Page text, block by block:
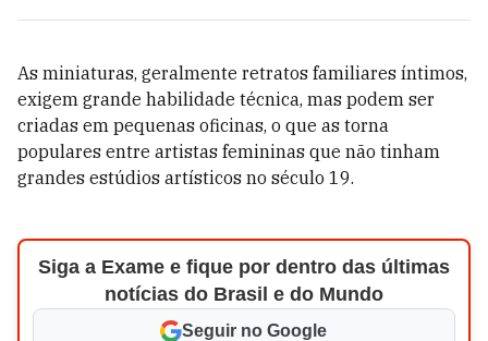
As miniaturas, geralmente retratos familiares íntimos,
exigem grande habilidade técnica, mas podem ser
criadas em pequenas oficinas, o que as torna
populares entre artistas femininas que não tinham
grandes estúdios artísticos no século 19.
Siga a Exame e fique por dentro das últimas
notícias do Brasil e do Mundo
Seguir no Google